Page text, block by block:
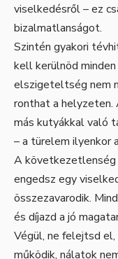
viselkedésről – ez
bizalmatlanságot.
Szintén gyakori
kell kerülnöd
elszigeteltség nem
ronthat a helyzeten.
más kutyákkal való
– a türelem ilyenkor
A következetlenség
engedsz egy
összezavarodik.
és díjazd a jó
Végül, ne felejtsd el,
működik, nálatok